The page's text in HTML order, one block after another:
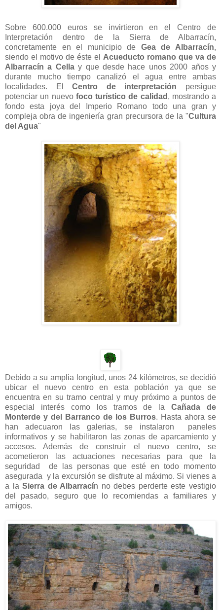
Sobre 600.000 euros se invirtieron en el Centro de
Interpretación dentro de la Sierra de Albarracín,
concretamente en el municipio de Gea de Albarracín,
siendo el motivo de éste el Acueducto romano que va de
Albarracín a Cellay que desde hace unos 2000 años y
durante mucho tiempo canalizó el agua entre ambas
localidades. ElCentro de interpretación persigue
potenciar un nuevo foco turístico de calidad , mostrando a
fondo esta joya del Imperio Romano todo una gran y
compleja obra de ingeniería gran precursora de la "Cultura
del Agua"
Debido a su amplia longitud, unos 24 kilómetros, se decidió
ubicar el nuevo centro en esta población ya que se
encuentra en su tramo central y muy próximo a puntos de
especial interés como los tramos de laCañada de
Monterde y del Barranco de los Burros. Hasta ahora se
han adecuaron las galerias, se instalaron paneles
informativos y se habilitaron las zonas de aparcamiento y
accesos. Además de construir el nuevo centro, se
acometieron las actuaciones necesarias para que la
seguridad de las personas que esté en todo momento
asegurada y la excursión se disfrute al máximo. Si vienes a
a laSierra de Albarracín no debes perderte este vestigio
del pasado, seguro que lo recomiendas a familiares y
amigos.